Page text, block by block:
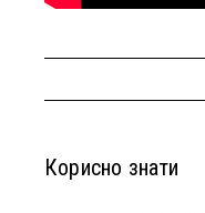
Корисно знати